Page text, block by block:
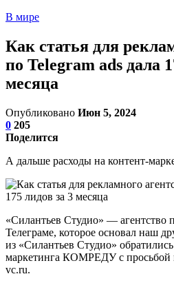
В мире
Как статья для
по Telegram ads дала
месяца
Опубликовано Июн 5, 2024
0 205
Поделится
А дальше расходы на контент-
«Силантьев Студио» — агентство
Телеграме, которое основал наш
из «Силантьев Студио»
маркетинга КОМРЕДУ с просьбой
vc.ru.